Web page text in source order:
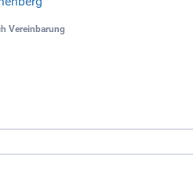
Vereinbarung